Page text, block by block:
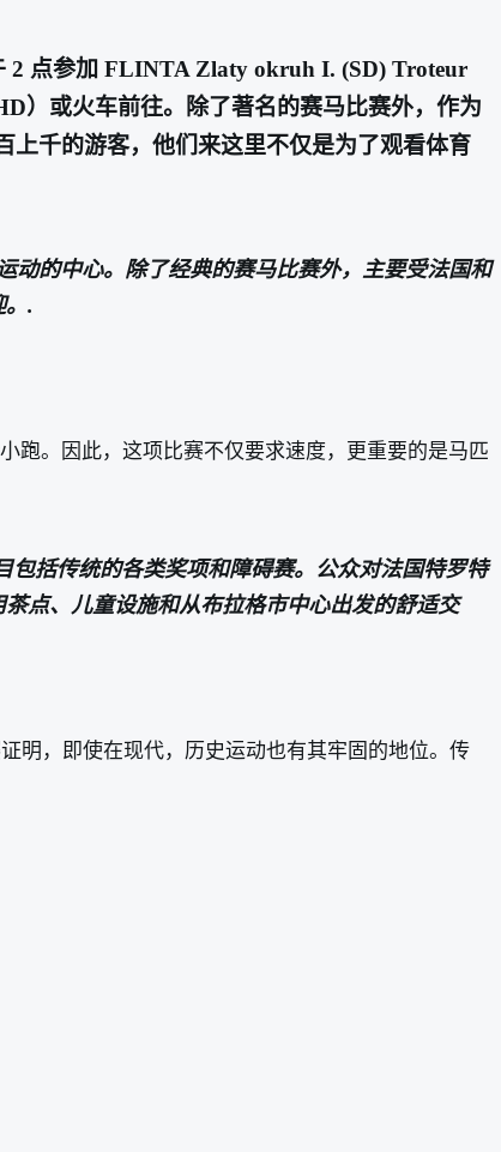
2 点参加 FLINTA Zlaty okruh I. (SD) Troteur
）或火车前往。除了著名的赛马比赛外，作为
上千的游客，他们来这里不仅是为了观看体育
动的中心。除了经典的赛马比赛外，主要受法国和
.
跑。因此，这项比赛不仅要求速度，更重要的是马匹
包括传统的各类奖项和障碍赛。公众对法国特罗特
点、儿童设施和从布拉格市中心出发的舒适交
明，即使在现代，历史运动也有其牢固的地位。传